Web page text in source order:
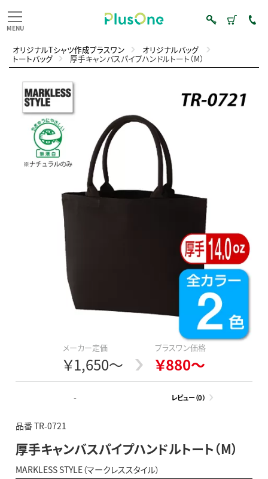
オリジナルTシャツ作成プラスワン オリジナルバッグ
トートバッグ 厚手キャンバスパイプハンドルトート（M）
メーカー定価
￥1,650～
プラスワン価格
￥880～
- レビュー（0）
品番 TR-0721
厚手キャンバスパイプハンドルトート（M）
MARKLESS STYLE（マークレススタイル）